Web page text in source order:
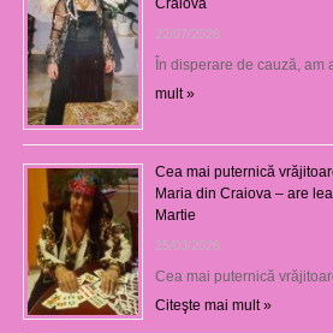
22/07/2026
În disperare de cauză, am
mult »
Cea mai puternică
Maria din Craiova – are
Martie
25/03/2026
Cea mai puternică
Citeşte mai mult »